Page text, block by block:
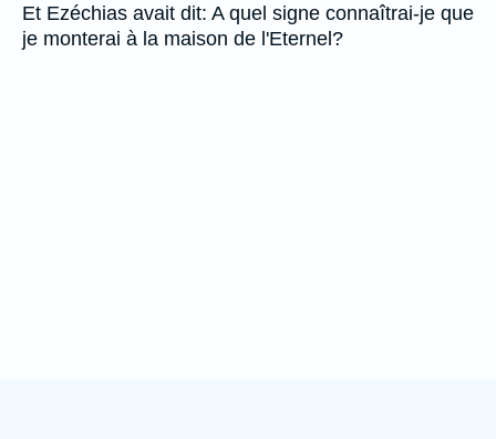
Et Ezéchias avait dit: A quel signe connaîtrai-je que
je monterai à la maison de l'Eternel?